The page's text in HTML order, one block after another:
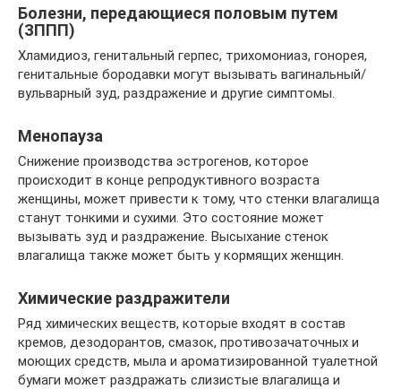
Болезни, передающиеся половым путем
(ЗППП)
Хламидиоз, генитальный герпес, трихомониаз, гонорея,
генитальные бородавки могут вызывать вагинальный/
вульварный зуд, раздражение и другие симптомы.
Менопауза
Снижение производства эстрогенов, которое
происходит в конце репродуктивного возраста
женщины, может привести к тому, что стенки влагалища
станут тонкими и сухими. Это состояние может
вызывать зуд и раздражение. Высыхание стенок
влагалища также может быть у кормящих женщин.
Химические раздражители
Ряд химических веществ, которые входят в состав
кремов, дезодорантов, смазок, противозачаточных и
моющих средств, мыла и ароматизированной туалетной
бумаги может раздражать слизистые влагалища и